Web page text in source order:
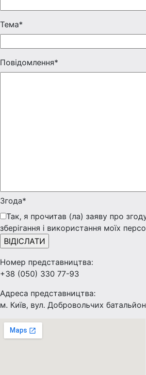
Тема*
Повідомлення*
Згода*
Так, я прочитав (ла) заяву про
зберігання і використання моїх
Номер представництва:
+38 (050) 330 77-93
Адреса представництва:
м. Київ, вул. Добровольчих